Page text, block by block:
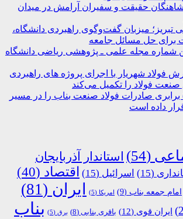
حقیقت و سفیران آرامش در میدان
تبریز؛ میزبان گفت‌وگوی راهبردی دانشگاه،
برای حل مسائل جامعه
شماره مجله علمی ـ پژوهشی ریاضی دانشگاه
فولاد شهریار با اجرای پروژه های راهبردی
فولاد را تکمیل می‌کند
رفیعی رشد ۵ برابری صادرات فولاد صنعت بناب را در مسیر
داده است
(54)
استاندار آذربایجان
(15) اسرائیل (15) اقتصاد (40)
امام جمعه بناب (9) امریکا (5) ایران (81)
ایران قوی (12) باقری بنابی (8) برق (5)
بناب